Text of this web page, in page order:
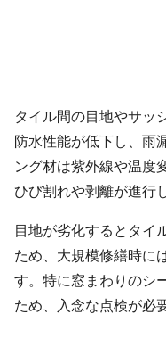
タイル間の目地やサッ
防水性能が低下し、雨
ング材は紫外線や温度
ひび割れや剥離が進行
目地が劣化するとタイ
ため、大規模修繕時に
す。特に窓まわりのシ
ため、入念な点検が必